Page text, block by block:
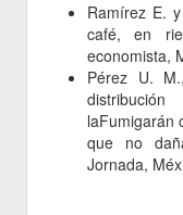
Ramírez E.
café, en
economista,
Pérez U.
laFumigarán
que no
Jornada,